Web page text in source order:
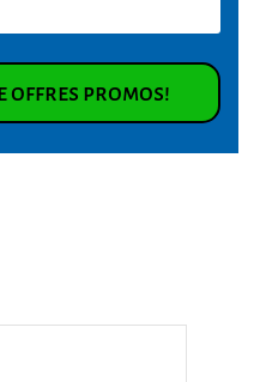
offres promos!